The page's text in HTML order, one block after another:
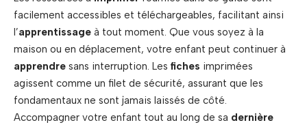
facilement accessibles et téléchargeables, facilitant ainsi
l’apprentissage à tout moment. Que vous soyez à la
maison ou en déplacement, votre enfant peut continuer à
apprendre sans interruption. Les fiches imprimées
agissent comme un filet de sécurité, assurant que les
fondamentaux ne sont jamais laissés de côté.
Accompagner votre enfant tout au long de sa dernière